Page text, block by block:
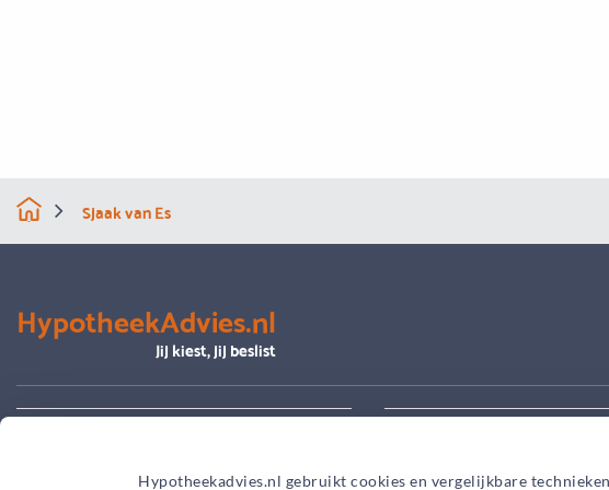
Hypotheekadvies.nl gebruikt cookies en vergelijkbare
Sjaak van Es
HypotheekAdvies.nl
Jij kiest, jij beslist